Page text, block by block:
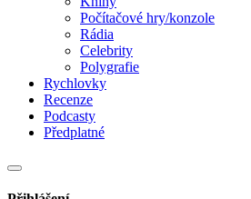
Počítačové hry/konzole
Rádia
Celebrity
Polygrafie
Rychlovky
Recenze
Podcasty
Předplatné